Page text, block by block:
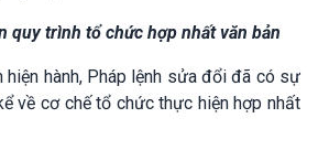
quy trình tổ chức hợp nhất văn bản
hiện hành, Pháp lệnh sửa đổi đã có sự
về cơ chế tổ chức thực hiện hợp nhất